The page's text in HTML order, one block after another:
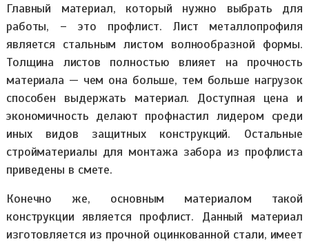
Главный материал, который нужно выбрать для
работы, – это профлист. Лист металлопрофиля
является стальным листом волнообразной формы.
Толщина листов полностью влияет на прочность
материала — чем она больше, тем больше нагрузок
способен выдержать материал. Доступная цена и
экономичность делают профнастил лидером среди
иных видов защитных конструкций. Остальные
стройматериалы для монтажа забора из профлиста
приведены в смете.
Конечно же, основным материалом такой
конструкции является профлист. Данный материал
изготовляется из прочной оцинкованной стали, имеет